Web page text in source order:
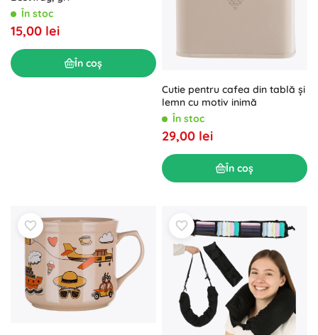
În stoc
15,00 lei
În coș
Cutie pentru cafea din tablă și
lemn cu motiv inimă
În stoc
29,00 lei
În coș